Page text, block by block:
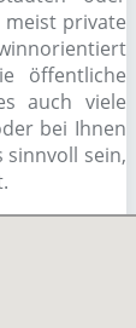
meist private
öffentliche
auch viele
bei Ihnen
sinnvoll sein,